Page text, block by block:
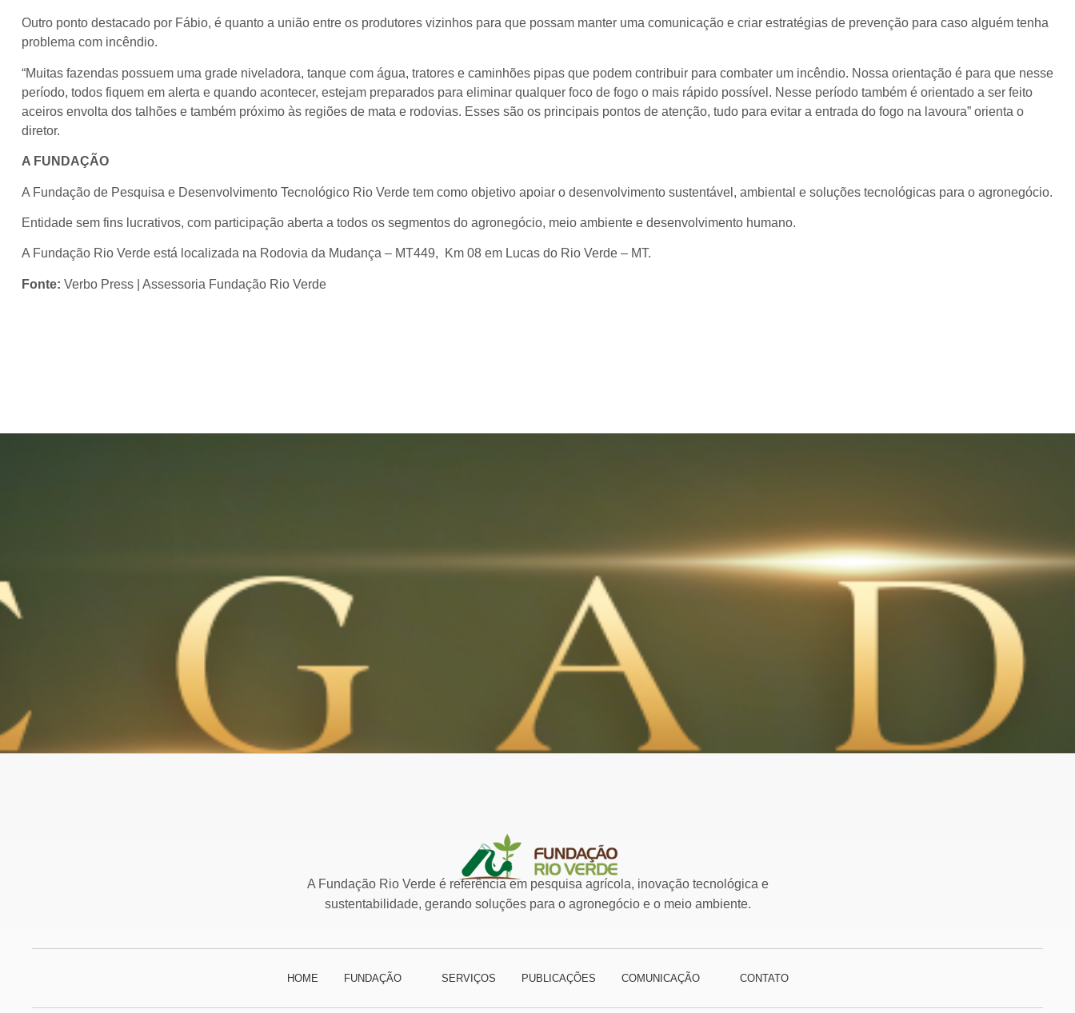
Outro ponto destacado por Fábio, é quanto a união entre os produtores vizinhos para que possam manter uma comunicação e criar estratégias de prevenção para caso alguém tenha
problema com incêndio.
“Muitas fazendas possuem uma grade niveladora, tanque com água, tratores e caminhões pipas que podem contribuir para combater um incêndio. Nossa orientação é para que nesse
período, todos fiquem em alerta e quando acontecer, estejam preparados para eliminar qualquer foco de fogo o mais rápido possível. Nesse período também é orientado a ser feito
aceiros envolta dos talhões e também próximo às regiões de mata e rodovias. Esses são os principais pontos de atenção, tudo para evitar a entrada do fogo na lavoura” orienta o
diretor.
A FUNDAÇÃO
A Fundação de Pesquisa e Desenvolvimento Tecnológico Rio Verde tem como objetivo apoiar o desenvolvimento sustentável, ambiental e soluções tecnológicas para o agronegócio.
Entidade sem fins lucrativos, com participação aberta a todos os segmentos do agronegócio, meio ambiente e desenvolvimento humano.
A Fundação Rio Verde está localizada na Rodovia da Mudança – MT449, Km 08 em Lucas do Rio Verde – MT.
Fonte: Verbo Press | Assessoria Fundação Rio Verde
A Fundação Rio Verde é referência em pesquisa agrícola, inovação tecnológica e
sustentabilidade, gerando soluções para o agronegócio e o meio ambiente.
HOME FUNDAÇÃO SERVIÇOS PUBLICAÇÕES COMUNICAÇÃO CONTATO